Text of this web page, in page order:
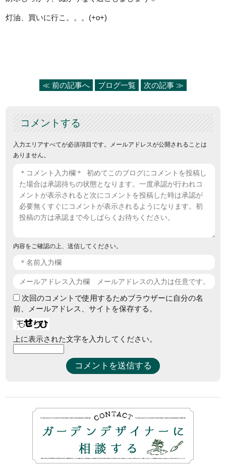
灯油、買いに行こ。。。(+o+)
≪ 前の記事へ ブログ一覧 次の記事 ≫
コメントする
入力エリアすべてが必須項目です。メールアドレスが公開されることは
ありません。
内容をご確認の上、送信してください。
次回のコメントで使用するためブラウザーに自分の名
前、メールアドレス、サイトを保存する。
上に表示された文字を入力してください。